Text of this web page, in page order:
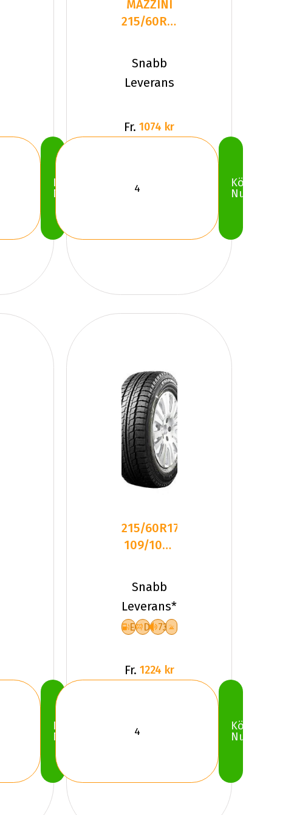
Köp
Nu
MAZZINI
215/60R17
ICE
LEOPARD
S
Snabb
Leverans
Fr. 1074 kr
Köp
Nu
Köp
Nu
215/60R17C
109/107T
LL01 Frikt
Snabb
Leverans*
E D 73
Fr. 1224 kr
Köp
Nu